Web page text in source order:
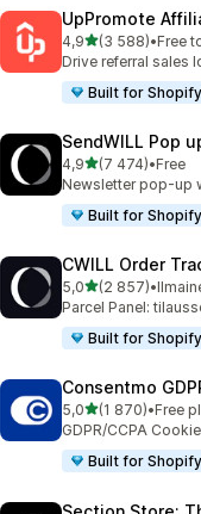
UpPromote
4,9/ 5 tähteä
(3 588)
3588 arvostelua
•Free
Drive referral sales
Built for Shopify
SendWILL Pop
4,9/ 5 tähteä
(7 474)
7474 arvostelua
•Free
Newsletter pop-up
Built for Shopify
CWILL Order
5,0/ 5 tähteä
(2 857)
2857 arvostelua
•
Parcel Panel:
Built for Shopify
Consentmo
5,0/ 5 tähteä
(1 870)
1870 arvostelua
•Free
GDPR/CCPA
Built for Shopify